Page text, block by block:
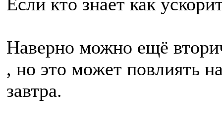
Наверно можно ещё
, но это может повлиять
завтра.